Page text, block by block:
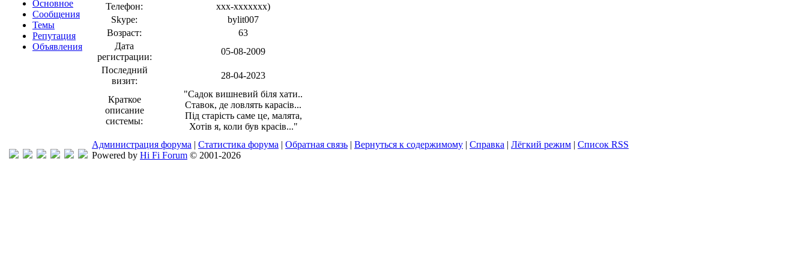
Основное
Сообщения
Темы
Репутация
Объявления
Телефон:
xxx-xxxxxxx)
Skype:
bylit007
Возраст:
63
Дата
регистрации:
05-08-2009
Последний
визит:
28-04-2023
Краткое
описание
системы:
"Садок вишневий біля хати..
Ставок, де ловлять карасів...
Під старість саме це, малята,
Хотів я, коли був красів..."
Администрация форума | Статистика форума | Обратная связь | Вернуться к содержимому | Справка | Лёгкий режим | Список RSS
Powered by Hi Fi Forum © 2001-2026